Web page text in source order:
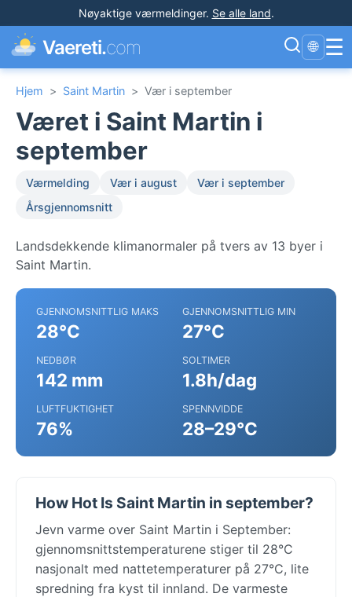
Nøyaktige værmeldinger. Se alle land.
Vaereti.com 🌐 ☰
Hjem > Saint Martin > Vær i september
Været i Saint Martin i
september
Værmelding Vær i august
Vær i september
Årsgjennomsnitt
Landsdekkende klimanormaler på tvers av 13 byer i
Saint Martin.
GJENNOMSNITTLIG MAKS
28°C
GJENNOMSNITTLIG MIN
27°C
NEDBØR
142 mm
SOLTIMER
1.8h/dag
LUFTFUKTIGHET
76%
SPENNVIDDE
28–29°C
How Hot Is Saint Martin in september?
Jevn varme over Saint Martin i September:
gjennomsnittstemperaturene stiger til 28°C
nasjonalt med nattetemperaturer på 27°C, lite
spredning fra kyst til innland. De varmeste